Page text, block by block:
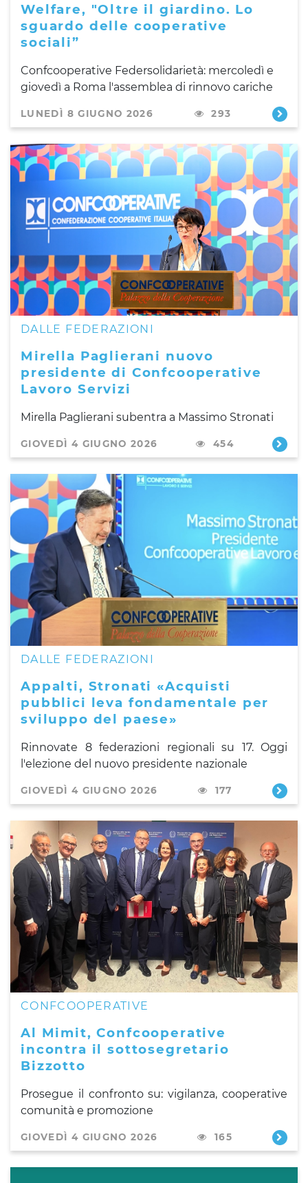
Welfare, "Oltre il giardino. Lo
sguardo delle cooperative
sociali”
Confcooperative Federsolidarietà: mercoledì e
giovedì a Roma l'assemblea di rinnovo cariche
LUNEDÌ 8 GIUGNO 2026 293
DALLE FEDERAZIONI
Mirella Paglierani nuovo
presidente di Confcooperative
Lavoro Servizi
Mirella Paglierani subentra a Massimo Stronati
GIOVEDÌ 4 GIUGNO 2026 454
DALLE FEDERAZIONI
Appalti, Stronati «Acquisti
pubblici leva fondamentale per
sviluppo del paese»
Rinnovate 8 federazioni regionali su 17. Oggi
l'elezione del nuovo presidente nazionale
GIOVEDÌ 4 GIUGNO 2026 177
CONFCOOPERATIVE
Al Mimit, Confcooperative
incontra il sottosegretario
Bizzotto
Prosegue il confronto su: vigilanza, cooperative
comunità e promozione
GIOVEDÌ 4 GIUGNO 2026 165